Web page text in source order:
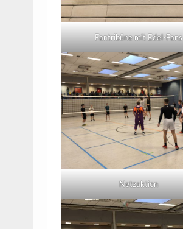
Fantribüne mit Edel-Fans
Netzaktion